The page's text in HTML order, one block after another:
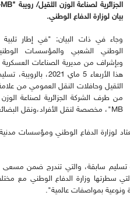
بيان لوزارة الدفاع الوطني.
وجاء في ذات البيان: "في إطار تلبية
الوطني الشعبي والمؤسسـات
وبإشراف من مديرية الصناعات العسكرية
الثقيل وحافلات النقل العمومي من
MB"، مخصصة لنقل الأفراد،ونقل البضائع".
لوزارة الدفاع الوطني ومؤسسات
تسليم سابقة، والتي تندرج ضمن
التي سطرتها وزارة الدفاع الوطني مع
ونوعية بمواصفات عالمية".